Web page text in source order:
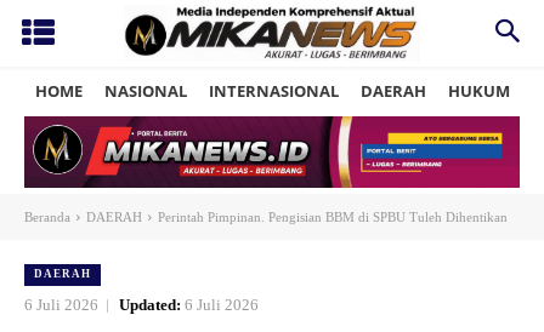
HOME NASIONAL INTERNASIONAL DAERAH HUKUM
Beranda DAERAH Perintah Pimpinan. Pengisian BBM di SPBU Tuleh Dihentikan
DAERAH
6 Juli 2026 Updated: 6 Juli 2026